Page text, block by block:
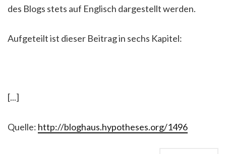
des Blogs stets auf Englisch dargestellt werden.
Aufgeteilt ist dieser Beitrag in sechs Kapitel:
[...]
Quelle: http://bloghaus.hypotheses.org/1496